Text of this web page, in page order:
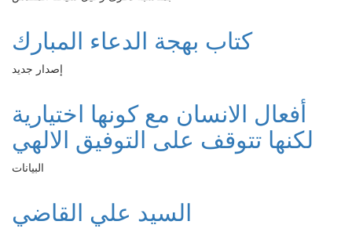
كتاب بهجة الدعاء المبارك
إصدار جديد
أفعال الانسان مع كونها اختيارية
لكنها تتوقف على التوفيق الالهي
البيانات
السيد علي القاضي